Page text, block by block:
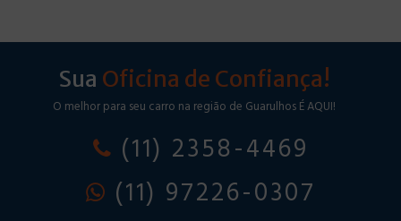
Sua Oficina de Confiança!
O melhor para seu carro na região de Guarulhos É AQUI!
(11) 2358-4469
(11) 97226-0307